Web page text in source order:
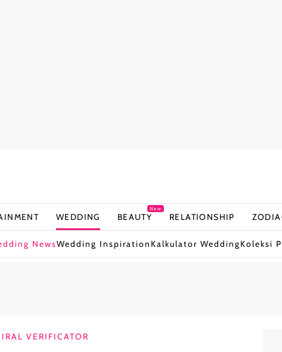
WEDDING BEAUTY
New
RELATIONSHIP
NewsWedding Inspiration Kalkulator WeddingKoleksi
VERIFICATOR